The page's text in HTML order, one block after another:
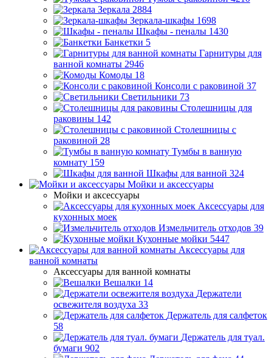
Зеркала 2884
Зеркала-шкафы 1698
Шкафы - пеналы 1430
Банкетки 5
Гарнитуры для
ванной комнаты 2946
Комоды 18
Консоли с раковиной 37
Светильники 73
Столешницы для
раковины 142
Столешницы с
раковиной 28
Тумбы в ванную
комнату 159
Шкафы для ванной 324
Мойки и аксессуары
Мойки и аксессуары
Аксессуары для
кухонных моек
Измельчитель отходов 39
Кухонные мойки 5447
Аксессуары для
ванной комнаты
Аксессуары для ванной комнаты
Вешалки 14
Держатели
освежителя воздуха 33
Держатель для салфеток
58
Держатель для туал.
бумаги 902